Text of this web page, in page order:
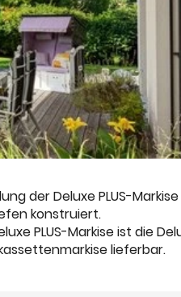
der Deluxe PLUS-
konstruiert.
PLUS-Markise ist die
lieferbar.